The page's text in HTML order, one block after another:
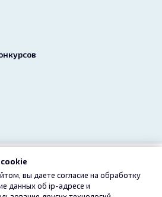
freelance.boutique
Конфиденциальность
cookie
вы даете согласие на обработку
данных об ip-адресе и